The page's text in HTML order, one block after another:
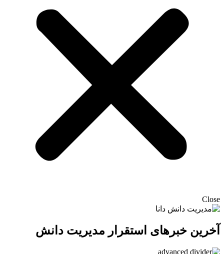
Close
آخرین خبرهای استقرار مدیریت دانش